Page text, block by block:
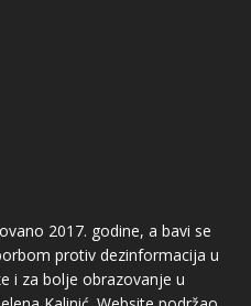
2017. godine, a bavi se
protiv dezinformacija u
i za bolje obrazovanje u